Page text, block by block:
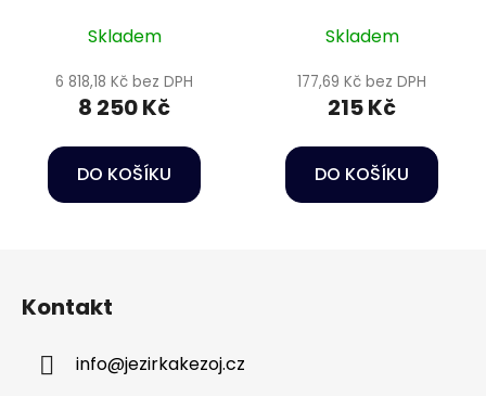
Skladem
6 818,18 Kč bez DPH
8 250 Kč
DO KOŠÍKU
Skladem
177,69 Kč bez DPH
215 Kč
DO KOŠÍKU
Kontakt
info@jezirkakezoj.cz